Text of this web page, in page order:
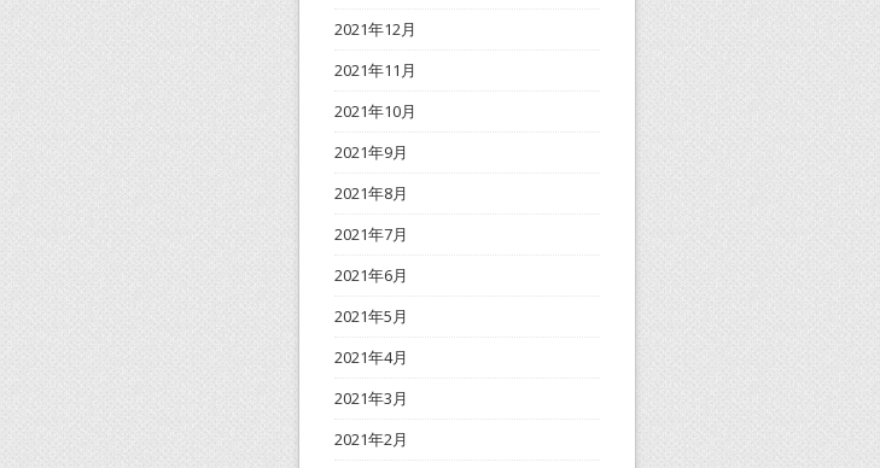
2021年12月
2021年11月
2021年10月
2021年9月
2021年8月
2021年7月
2021年6月
2021年5月
2021年4月
2021年3月
2021年2月